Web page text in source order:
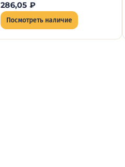
286,05 ₽
Посмотреть наличие